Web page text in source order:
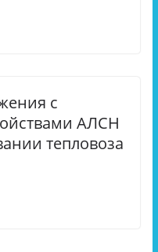
с
АЛСН
тепловоза